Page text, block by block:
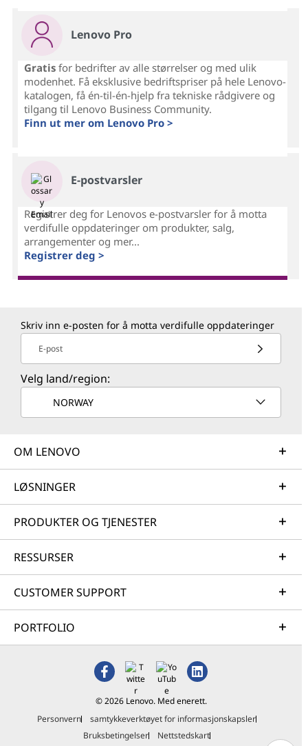
Lenovo Pro
Gratisfor bedrifter av alle størrelser og med ulik
modenhet. Få eksklusive bedriftspriser på hele Lenovo-
katalogen, få én-til-én-hjelp fra tekniske rådgivere og
tilgang til Lenovo Business Community.
Finn ut mer om Lenovo Pro >
E-postvarsler
Registrer deg for Lenovos e-postvarsler for å motta
verdifulle oppdateringer om produkter, salg,
arrangementer og mer...
Registrer deg >
Skriv inn e-posten for å motta verdifulle oppdateringer
E-post
Velg land/region:
NORWAY
OM LENOVO
LØSNINGER
PRODUKTER OG TJENESTER
RESSURSER
CUSTOMER SUPPORT
PORTFOLIO
© 2026 Lenovo. Med enerett.
Personvern
samtykkeverktøyet for informasjonskapsler
Bruksbetingelser
Nettstedskart